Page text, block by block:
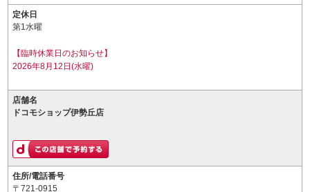
定休日
第1水曜
【臨時休業日のお知らせ】
2026年8月12日(水曜)
店舗名
ドコモショップ伊勢丘店
住所/電話番号
〒721-0915